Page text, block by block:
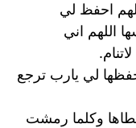
احفظ لي
اللهم اني
لي يارب ترجع
وكلما رمشت